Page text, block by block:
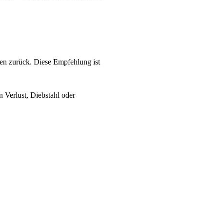
zurück. Diese Empfehlung ist
Verlust, Diebstahl oder